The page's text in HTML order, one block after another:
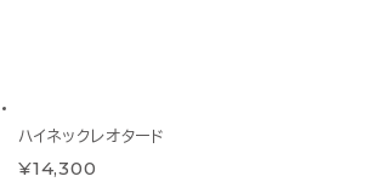
ハイネックレオタード
¥14,300